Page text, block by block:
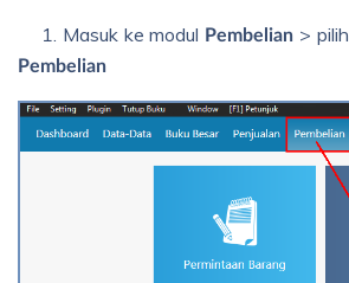
1. Masuk ke modul Pembelian > pilih
Pembelian